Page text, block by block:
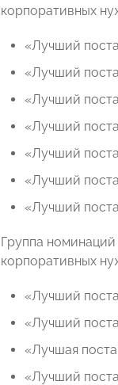
корпоративных
«Лучший
«Лучший
«Лучший
«Лучший
«Лучший
«Лучший
«Лучший
Группа
корпоративных
«Лучший
«Лучший
«Лучшая
«Лучший